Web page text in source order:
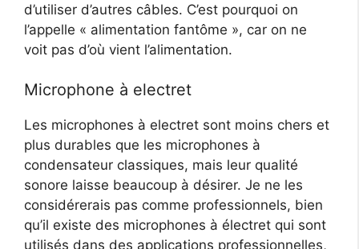
d’utiliser d’autres câbles. C’est pourquoi on
l’appelle « alimentation fantôme », car on ne
voit pas d’où vient l’alimentation.
Microphone à electret
Les microphones à electret sont moins chers et
plus durables que les microphones à
condensateur classiques, mais leur qualité
sonore laisse beaucoup à désirer. Je ne les
considérerais pas comme professionnels, bien
qu’il existe des microphones à électret qui sont
utilisés dans des applications professionnelles,